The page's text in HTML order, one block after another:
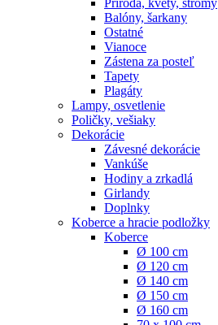
Príroda, kvety, stromy
Balóny, šarkany
Ostatné
Vianoce
Zástena za posteľ
Tapety
Plagáty
Lampy, osvetlenie
Poličky, vešiaky
Dekorácie
Závesné dekorácie
Vankúše
Hodiny a zrkadlá
Girlandy
Doplnky
Koberce a hracie podložky
Koberce
Ø 100 cm
Ø 120 cm
Ø 140 cm
Ø 150 cm
Ø 160 cm